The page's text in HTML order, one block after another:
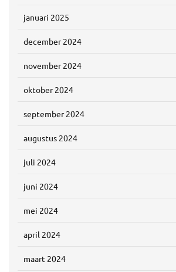
januari 2025
december 2024
november 2024
oktober 2024
september 2024
augustus 2024
juli 2024
juni 2024
mei 2024
april 2024
maart 2024